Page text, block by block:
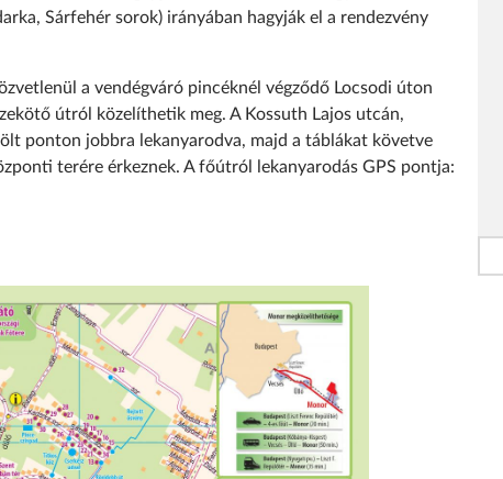
Sárfehér sorok) irányában hagyják el a rendezvény
a vendégváró pincéknél végződő Locsodi úton
útról közelíthetik meg. A Kossuth Lajos utcán,
ponton jobbra lekanyarodva, majd a táblákat követve
terére érkeznek. A főútról lekanyarodás GPS pontja: